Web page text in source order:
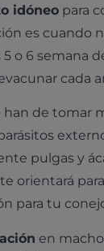
idóneopara
es cuando
o 6 semana
cada
han de tomar
pulgas y
orientará
para tu
en